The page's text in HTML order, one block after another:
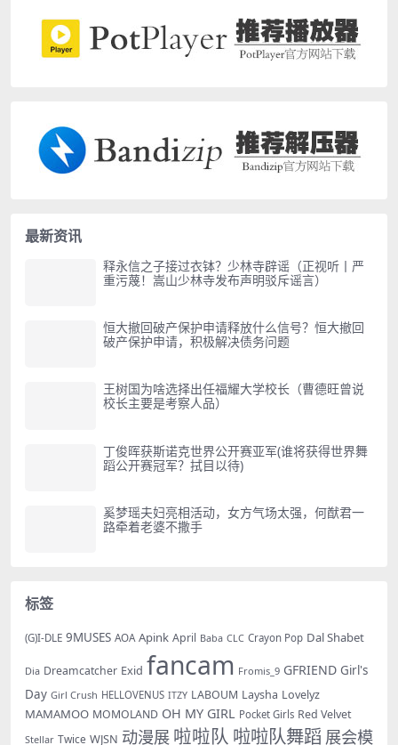
最新资讯
释永信之子接过衣钵？少林寺辟谣（正视听丨严
重污蔑！嵩山少林寺发布声明驳斥谣言）
恒大撤回破产保护申请释放什么信号？恒大撤回
破产保护申请，积极解决债务问题
王树国为啥选择出任福耀大学校长（曹德旺曾说
校长主要是考察人品）
丁俊晖获斯诺克世界公开赛亚军(谁将获得世界舞
蹈公开赛冠军？拭目以待)
奚梦瑶夫妇亮相活动，女方气场太强，何猷君一
路牵着老婆不撒手
标签
(G)I-DLE 9MUSES AOA Apink April Baba CLC Crayon Pop Dal Shabet
Dia Dreamcatcher Exid fancam Fromis_9 GFRIEND Girl's
Day Girl Crush HELLOVENUS ITZY LABOUM Laysha Lovelyz
MAMAMOO MOMOLAND OH MY GIRL Pocket Girls Red Velvet
Stellar Twice WJSN 动漫展 啦啦队 啦啦队舞蹈 展会模